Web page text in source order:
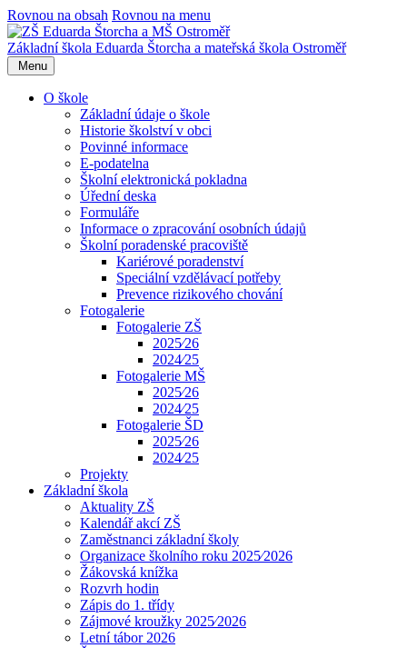
Rovnou na obsah Rovnou na menu
Základní škola Eduarda Štorcha a mateřská škola Ostroměř
Menu
O škole
Základní údaje o škole
Historie školství v obci
Povinné informace
E-podatelna
Školní elektronická pokladna
Úřední deska
Formuláře
Informace o zpracování osobních údajů
Školní poradenské pracoviště
Kariérové poradenství
Speciální vzdělávací potřeby
Prevence rizikového chování
Fotogalerie
Fotogalerie ZŠ
2025⁄26
2024⁄25
Fotogalerie MŠ
2025⁄26
2024⁄25
Fotogalerie ŠD
2025⁄26
2024⁄25
Projekty
Základní škola
Aktuality ZŠ
Kalendář akcí ZŠ
Zaměstnanci základní školy
Organizace školního roku 2025⁄2026
Žákovská knížka
Rozvrh hodin
Zápis do 1. třídy
Zájmové kroužky 2025⁄2026
Letní tábor 2026